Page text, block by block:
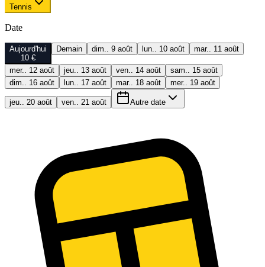
Tennis
Date
Aujourd'hui
10 €
Demain dim.. 9 août lun.. 10 août mar.. 11 août
mer.. 12 août jeu.. 13 août ven.. 14 août
sam.. 15 août
dim.. 16 août
lun.. 17 août mar.. 18 août mer.. 19 août
jeu.. 20 août ven.. 21 août Autre date